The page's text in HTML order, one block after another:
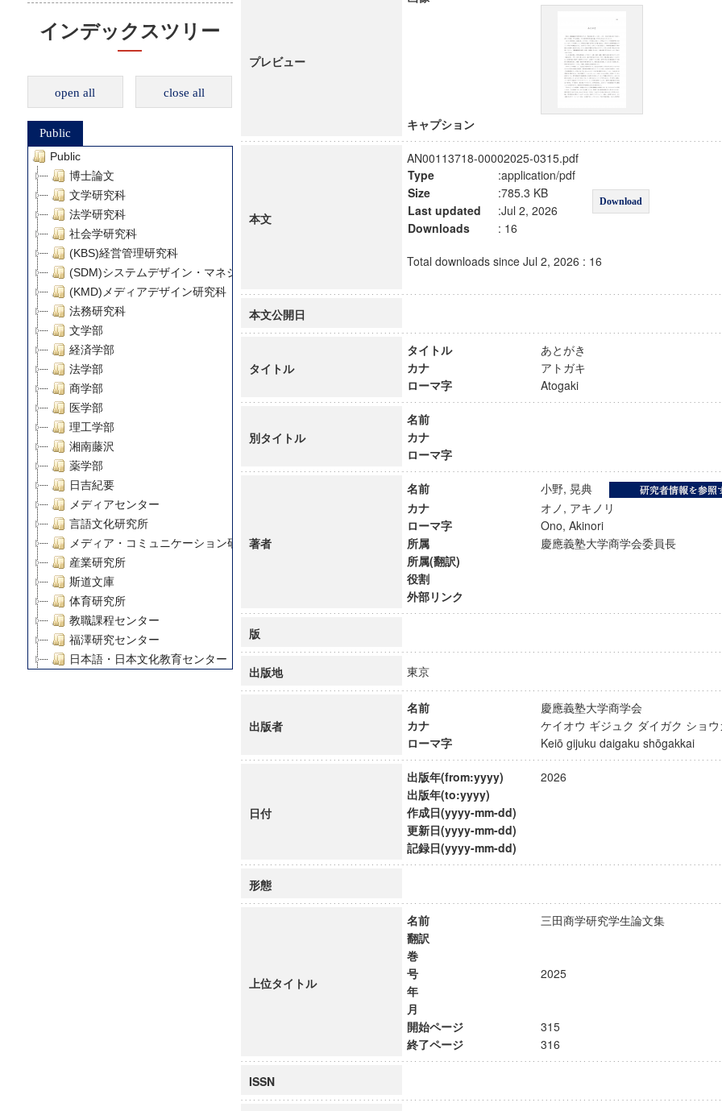
インデックスツリー
open all close all
Public
Public
博士論文
文学研究科
法学研究科
社会学研究科
(KBS)経営管理研究科
(SDM)システムデザイン・マネジメント研究科
(KMD)メディアデザイン研究科
法務研究科
文学部
経済学部
法学部
商学部
医学部
理工学部
湘南藤沢
薬学部
日吉紀要
メディアセンター
言語文化研究所
メディア・コミュニケーション研究所
産業研究所
斯道文庫
体育研究所
教職課程センター
福澤研究センター
日本語・日本文化教育センター
グローバルリサーチインスティテュート
慶應義塾大学グローバルCOEプログラム市民社会ガバナンス教育研究センター
慶應義塾大学グローバルCOEプログラム論理と感性の先端的教育研究拠点
博士課程教育リーディングプログラム「超成熟社会発展のサイエンス」
プレビュー
キャプション
本文
AN00113718-00002025-0315.pdf
Type
:application/pdf
Download
Size
:785.3 KB
Last updated
:Jul 2, 2026
Downloads
: 16
Total downloads since Jul 2, 2026 : 16
本文公開日
タイトル
タイトル
あとがき
カナ
アトガキ
ローマ字
Atogaki
別タイトル
名前
カナ
ローマ字
著者
名前
小野, 晃典
カナ
オノ, アキノリ
ローマ字
Ono, Akinori
所属
慶應義塾大学商学会委員長
所属(翻訳)
役割
外部リンク
版
出版地 東京
出版者
名前
慶應義塾大学商学会
カナ
ケイオウ ギジュク ダイガク ショ
ローマ字
Keiō gijuku daigaku shōgakkai
日付
出版年(from:yyyy)
2026
出版年(to:yyyy)
作成日(yyyy-mm-dd)
更新日(yyyy-mm-dd)
記録日(yyyy-mm-dd)
形態
上位タイトル
名前
三田商学研究学生論文集
翻訳
巻
号
2025
年
月
開始ページ
315
終了ページ
316
ISSN